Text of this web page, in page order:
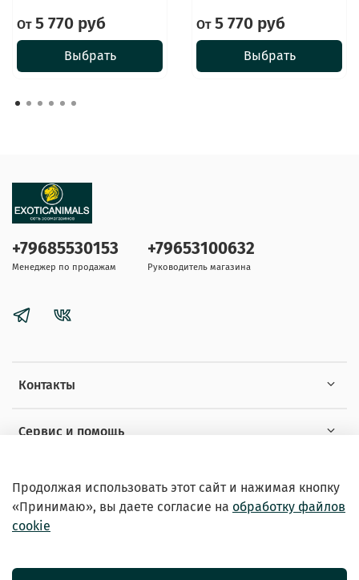
От5 770 руб
Выбрать
От5 770 руб
Выбрать
Контакты
Сервис и помощь
+79685530153
Менеджер по продажам
+79653100632
Руководитель магазина
Продолжая использовать этот сайт и нажимая кнопку
«Принимаю», вы даете согласие на обработку файлов
cookie